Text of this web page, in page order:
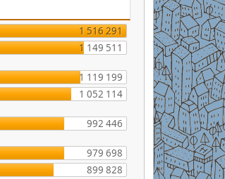
1 516 291
1 149 511
1 119 199
1 052 114
992 446
979 698
899 828